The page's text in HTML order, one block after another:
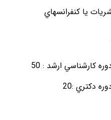
يا کنفرانسهاي